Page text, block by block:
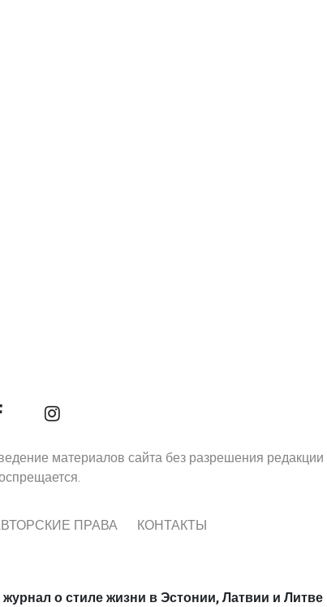
материалов сайта без разрешения редакции
ПРАВА КОНТАКТЫ
о стиле жизни в Эстонии, Латвии и Литве